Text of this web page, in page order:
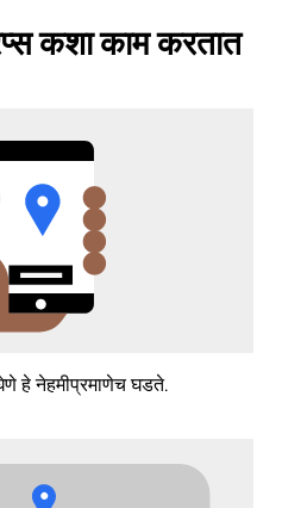
कशा काम करतात
हे नेहमीप्रमाणेच घडते.